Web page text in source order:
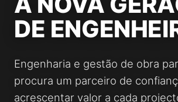
DE
Engenharia e gestão de obra
procura um parceiro de
acrescentar valor a cada